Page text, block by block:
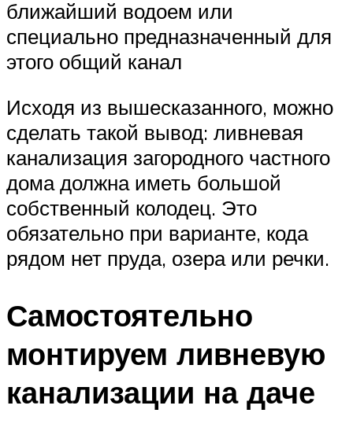
ближайший водоем или
специально предназначенный для
этого общий канал
Исходя из вышесказанного, можно
сделать такой вывод: ливневая
канализация загородного частного
дома должна иметь большой
собственный колодец. Это
обязательно при варианте, кода
рядом нет пруда, озера или речки.
Самостоятельно
монтируем ливневую
канализации на даче